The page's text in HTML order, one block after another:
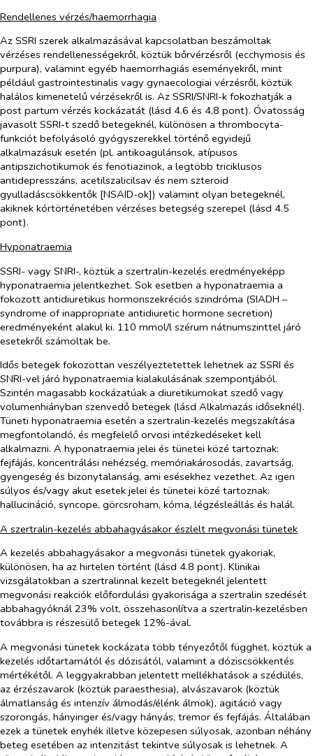
Rendellenes vérzés/haemorrhagia
Az SSRI szerek alkalmazásával kapcsolatban beszámoltak
vérzéses rendellenességekről, köztük bőrvérzésről (ecchymosis és
purpura), valamint egyéb haemorrhagiás eseményekről, mint
például gastrointestinalis vagy gynaecologiai vérzésről, köztük
halálos kimenetelű vérzésekről is. Az SSRI/SNRI-k fokozhatják a
post partum vérzés kockázatát (lásd 4.6 és 4,8 pont). Óvatosság
javasolt SSRI-t szedő betegeknél, különösen a thrombocyta-
funkciót befolyásoló gyógyszerekkel történő egyidejű
alkalmazásuk esetén (pl. antikoagulánsok, atípusos
antipszichotikumok és fenotiazinok, a legtöbb triciklusos
antidepresszáns, acetilszalicilsav és nem szteroid
gyulladáscsökkentők [NSAID-ok]) valamint olyan betegeknél,
akiknek kórtörténetében vérzéses betegség szerepel (lásd 4.5
pont).
Hyponatraemia
SSRI- vagy SNRI-, köztük a szertralin-kezelés eredményeképp
hyponatraemia jelentkezhet. Sok esetben a hyponatraemia a
fokozott antidiuretikus hormonszekréciós szindróma (SIADH –
syndrome of inappropriate antidiuretic hormone secretion)
eredményeként alakul ki. 110 mmol/l szérum nátriumszinttel járó
esetekről számoltak be.
Idős betegek fokozottan veszélyeztetettek lehetnek az SSRI és
SNRI-vel járó hyponatraemia kialakulásának szempontjából.
Szintén magasabb kockázatúak a diuretikumokat szedő vagy
volumenhiányban szenvedő betegek (lásd Alkalmazás időseknél).
Tüneti hyponatraemia esetén a szertralin-kezelés megszakítása
megfontolandó, és megfelelő orvosi intézkedéseket kell
alkalmazni. A hyponatraemia jelei és tünetei közé tartoznak:
fejfájás, koncentrálási nehézség, memóriakárosodás, zavartság,
gyengeség és bizonytalanság, ami esésekhez vezethet. Az igen
súlyos és/vagy akut esetek jelei és tünetei közé tartoznak:
hallucináció, syncope, görcsroham, kóma, légzésleállás és halál.
A szertralin-kezelés abbahagyásakor észlelt megvonási tünetek
A kezelés abbahagyásakor a megvonási tünetek gyakoriak,
különösen, ha az hirtelen történt (lásd 4.8 pont). Klinikai
vizsgálatokban a szertralinnal kezelt betegeknél jelentett
megvonási reakciók előfordulási gyakorisága a szertralin szedését
abbahagyóknál 23% volt, összehasonlítva a szertralin‑kezelésben
továbbra is részesülő betegek 12%-ával.
A megvonási tünetek kockázata több tényezőtől függhet, köztük a
kezelés időtartamától és dózisától, valamint a dóziscsökkentés
mértékétől. A leggyakrabban jelentett mellékhatások a szédülés,
az érzészavarok (köztük paraesthesia), alvászavarok (köztük
álmatlanság és intenzív álmodás/élénk álmok), agitáció vagy
szorongás, hányinger és/vagy hányás, tremor és fejfájás. Általában
ezek a tünetek enyhék illetve közepesen súlyosak, azonban néhány
beteg esetében az intenzitást tekintve súlyosak is lehetnek. A